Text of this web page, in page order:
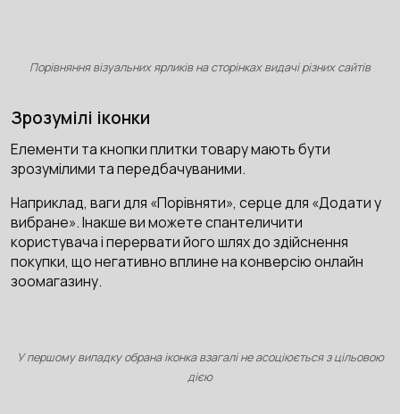
Порівняння візуальних ярликів на сторінках видачі різних сайтів
Зрозумілі іконки
Елементи та кнопки плитки товару мають бути
зрозумілими та передбачуваними.
Наприклад, ваги для «Порівняти», серце для «Додати у
вибране». Інакше ви можете спантеличити
користувача і перервати його шлях до здійснення
покупки, що негативно вплине на конверсію онлайн
зоомагазину.
У першому випадку обрана іконка взагалі не асоціюється з цільовою
дією